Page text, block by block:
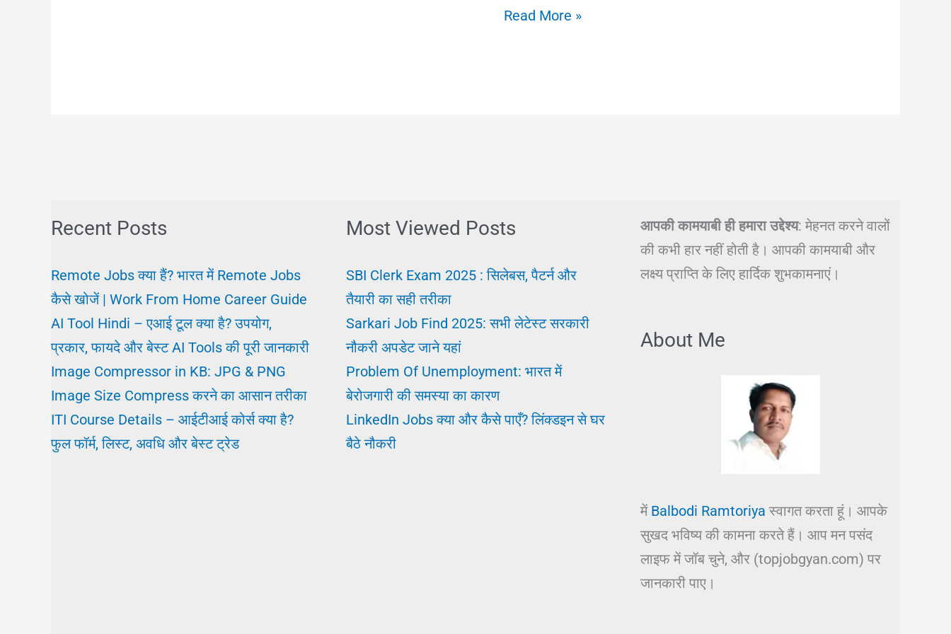
Career
||
तरीका
Read More »
Recent Posts
Remote Jobs क्या हैं? भारत में Remote Jobs
कैसे खोजें | Work From Home Career Guide
AI Tool Hindi – एआई टूल क्या है? उपयोग,
प्रकार, फायदे और बेस्ट AI Tools की पूरी जानकारी
Image Compressor in KB: JPG & PNG
Image Size Compress करने का आसान तरीका
ITI Course Details – आईटीआई कोर्स क्या है?
फुल फॉर्म, लिस्ट, अवधि और बेस्ट ट्रेड
Most Viewed Posts
SBI Clerk Exam 2025 : सिलेबस, पैटर्न और
तैयारी का सही तरीका
Sarkari Job Find 2025: सभी लेटेस्ट सरकारी
नौकरी अपडेट जाने यहां
Problem Of Unemployment: भारत में
बेरोजगारी की समस्या का कारण
LinkedIn Jobs क्या और कैसे पाएँ? लिंक्डइन से घर
बैठे नौकरी
आपकी कामयाबी ही हमारा उद्देश्य: मेहनत करने वालों
की कभी हार नहीं होती है। आपकी कामयाबी और
लक्ष्य प्राप्ति के लिए हार्दिक शुभकामनाएं।
About Me
में Balbodi Ramtoriya स्वागत करता हूं। आपके
सुखद भविष्य की कामना करते हैं। आप मन पसंद
लाइफ में जॉब चुने, और (topjobgyan.com) पर
जानकारी पाए।